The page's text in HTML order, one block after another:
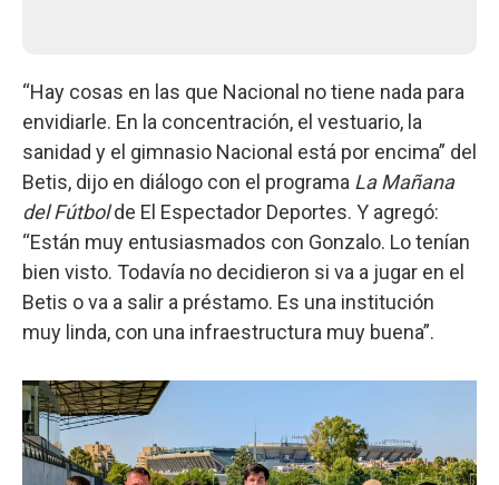
“Hay cosas en las que Nacional no tiene nada para
envidiarle. En la concentración, el vestuario, la
sanidad y el gimnasio Nacional está por encima” del
Betis, dijo en diálogo con el programa La Mañana
del Fútbolde El Espectador Deportes. Y agregó:
“Están muy entusiasmados con Gonzalo. Lo tenían
bien visto. Todavía no decidieron si va a jugar en el
Betis o va a salir a préstamo. Es una institución
muy linda, con una infraestructura muy buena”.